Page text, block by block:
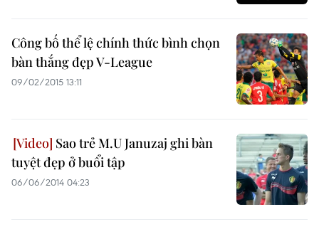
Công bố thể lệ chính thức bình chọn
bàn thắng đẹp V-League
09/02/2015 13:11
Sao trẻ M.U Januzaj ghi bàn
tuyệt đẹp ở buổi tập
06/06/2014 04:23